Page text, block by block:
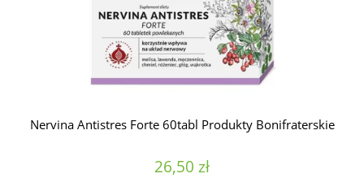
Nervina Antistres Forte 60tabl Produkty Bonifraterskie
26,50 zł